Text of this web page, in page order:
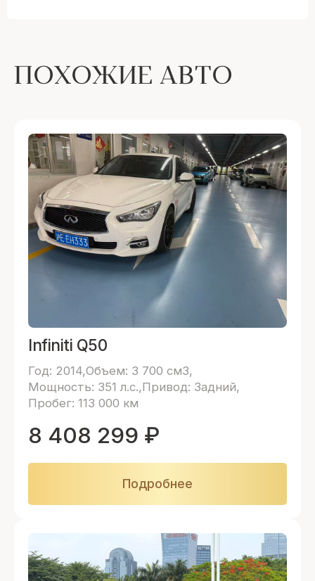
ПОХОЖИЕ АВТО
Infiniti Q50
Год: 2014 Объем: 3 700 см3
Мощность: 351 л.с. Привод: Задний
Пробег: 113 000 км
8 408 299 ₽
Подробнее